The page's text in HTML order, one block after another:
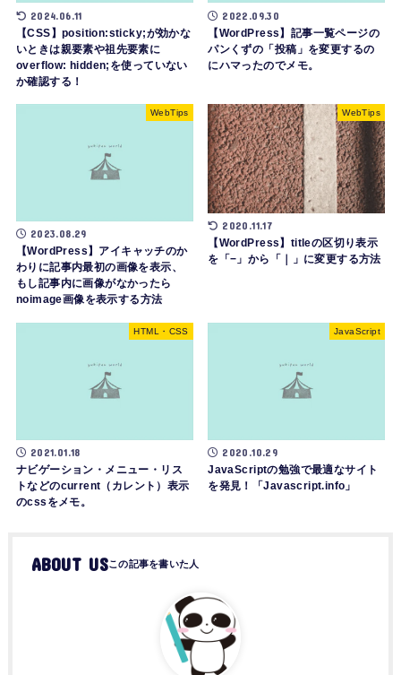
2024.06.11
【CSS】position:sticky;が効かな
いときは親要素や祖先要素に
overflow: hidden;を使っていない
か確認する！
2022.09.30
【WordPress】記事一覧ページの
パンくずの「投稿」を変更するの
にハマったのでメモ。
WebTips
2023.08.29
【WordPress】アイキャッチのか
わりに記事内最初の画像を表示、
もし記事内に画像がなかったら
noimage画像を表示する方法
WebTips
2020.11.17
【WordPress】titleの区切り表示
を「−」から「｜」に変更する方法
HTML・CSS
2021.01.18
ナビゲーション・メニュー・リス
トなどのcurrent（カレント）表示
のcssをメモ。
JavaScript
2020.10.29
JavaScriptの勉強で最適なサイト
を発見！「Javascript.info」
ABOUT US